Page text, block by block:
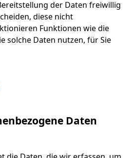
der Daten freiwillig
diese nicht
Funktionen wie die
solche Daten nutzen, für Sie
Daten